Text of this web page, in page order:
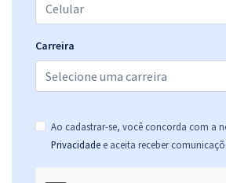
Comprar
Carreira
Ao cadastrar-se, você concorda com a
Privacidade e aceita receber